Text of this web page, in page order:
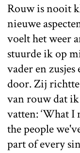
Rouw is nooit
nieuwe
voelt het weer
stuurde ik op
vader en
door. Zij richtte
van rouw dat
vatten: ‘What I
the people
part of every